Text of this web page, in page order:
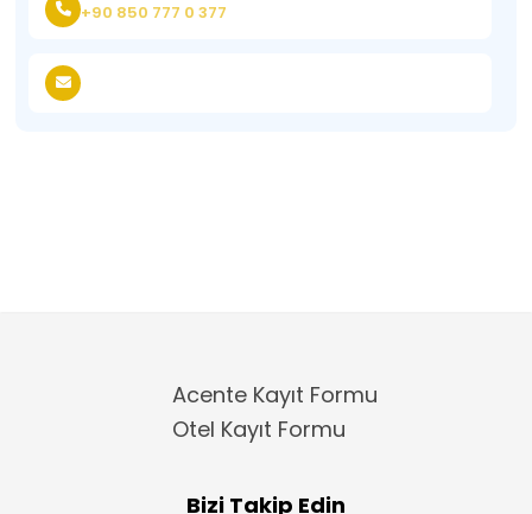
+90 850 777 0 377
Acente Kayıt Formu
Otel Kayıt Formu
Bizi Takip Edin